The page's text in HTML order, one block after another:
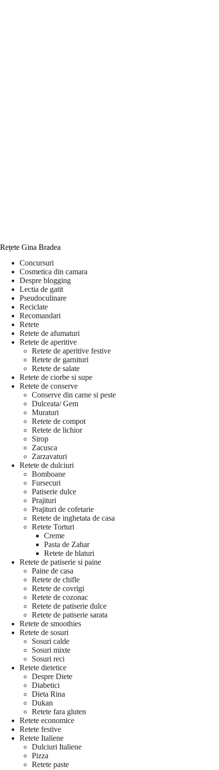
Rețete Gina Bradea
Concursuri
Cosmetica din camara
Despre blogging
Lectia de gatit
Pseudoculinare
Reciclate
Recomandari
Retete
Retete de afumaturi
Retete de aperitive
Retete de aperitive festive
Retete de garnituri
Retete de salate
Retete de ciorbe si supe
Retete de conserve
Conserve din carne si peste
Dulceata/ Gem
Muraturi
Retete de compot
Retete de lichior
Sirop
Zacusca
Zarzavaturi
Retete de dulciuri
Bomboane
Fursecuri
Patiserie dulce
Prajituri
Prajituri de cofetarie
Retete de inghetata de casa
Retete Torturi
Creme
Pasta de Zahar
Retete de blaturi
Retete de patiserie si paine
Paine de casa
Retete de chifle
Retete de covrigi
Retete de cozonac
Retete de patiserie dulce
Retete de patiserie sarata
Retete de smoothies
Retete de sosuri
Sosuri calde
Sosuri mixte
Sosuri reci
Retete dietetice
Despre Diete
Diabetici
Dieta Rina
Dukan
Retete fara gluten
Retete economice
Retete festive
Retete Italiene
Dulciuri Italiene
Pizza
Retete paste